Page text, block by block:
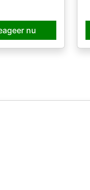
nu